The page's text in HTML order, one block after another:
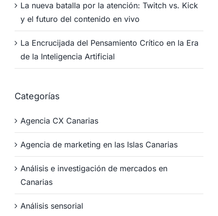
La nueva batalla por la atención: Twitch vs. Kick
y el futuro del contenido en vivo
La Encrucijada del Pensamiento Crítico en la Era
de la Inteligencia Artificial
Categorías
Agencia CX Canarias
Agencia de marketing en las Islas Canarias
Análisis e investigación de mercados en
Canarias
Análisis sensorial